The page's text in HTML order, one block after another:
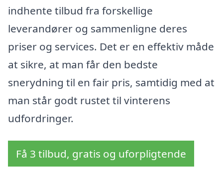
indhente tilbud fra forskellige
leverandører og sammenligne deres
priser og services. Det er en effektiv måde
at sikre, at man får den bedste
snerydning til en fair pris, samtidig med at
man står godt rustet til vinterens
udfordringer.
Få 3 tilbud, gratis og uforpligtende